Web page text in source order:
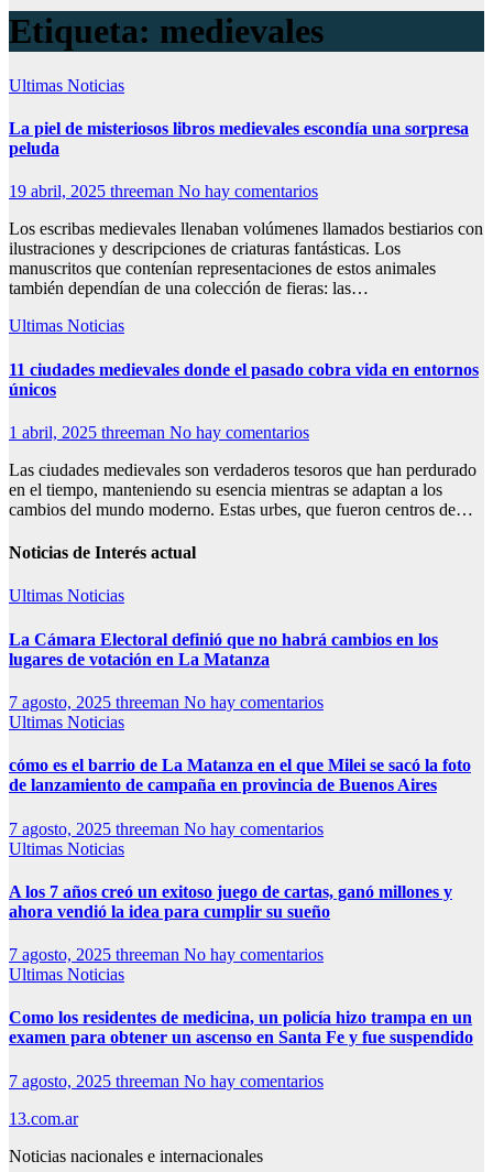
Etiqueta: medievales
Ultimas Noticias
La piel de misteriosos libros medievales escondía una sorpresa
peluda
19 abril, 2025 threeman No hay comentarios
Los escribas medievales llenaban volúmenes llamados bestiarios con
ilustraciones y descripciones de criaturas fantásticas. Los
manuscritos que contenían representaciones de estos animales
también dependían de una colección de fieras: las…
Ultimas Noticias
11 ciudades medievales donde el pasado cobra vida en entornos
únicos
1 abril, 2025 threeman No hay comentarios
Las ciudades medievales son verdaderos tesoros que han perdurado
en el tiempo, manteniendo su esencia mientras se adaptan a los
cambios del mundo moderno. Estas urbes, que fueron centros de…
Noticias de Interés actual
Ultimas Noticias
La Cámara Electoral definió que no habrá cambios en los
lugares de votación en La Matanza
7 agosto, 2025 threeman No hay comentarios
Ultimas Noticias
cómo es el barrio de La Matanza en el que Milei se sacó la foto
de lanzamiento de campaña en provincia de Buenos Aires
7 agosto, 2025 threeman No hay comentarios
Ultimas Noticias
A los 7 años creó un exitoso juego de cartas, ganó millones y
ahora vendió la idea para cumplir su sueño
7 agosto, 2025 threeman No hay comentarios
Ultimas Noticias
Como los residentes de medicina, un policía hizo trampa en un
examen para obtener un ascenso en Santa Fe y fue suspendido
7 agosto, 2025 threeman No hay comentarios
13.com.ar
Noticias nacionales e internacionales